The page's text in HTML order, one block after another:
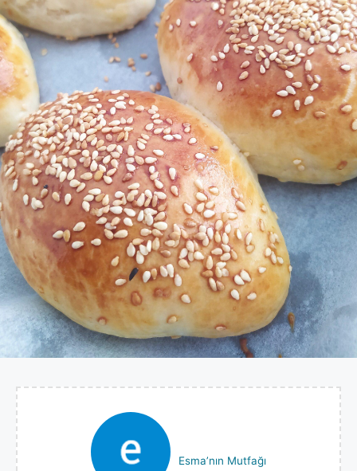
Esma’nın Mutfağı